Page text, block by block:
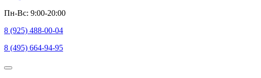
Пн-Вс: 9:00-20:00
8 (925) 488-00-04
8 (495) 664-94-95